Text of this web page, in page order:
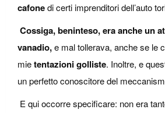
cafonedi certi imprenditori dell’auto
Cossiga, beninteso, era anche un
vanadio,e mal tollerava, anche se le
mietentazioni golliste. Inoltre, e
un perfetto conoscitore del
E qui occorre specificare: non era